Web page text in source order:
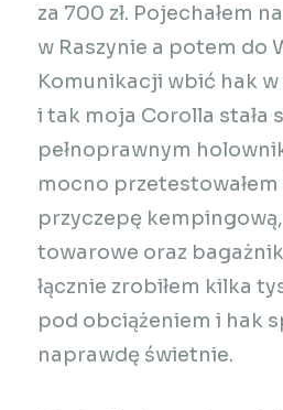
za 700 zł. Pojechałem
w Raszynie a potem do
Komunikacji wbić hak
i tak moja Corolla stała
pełnoprawnym
mocno
przyczepę
towarowe oraz
łącznie zrobiłem kilka
pod obciążeniem i hak
naprawdę świetnie.